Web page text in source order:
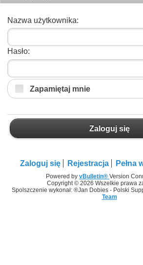
Nazwa użytkownika:
Hasło:
Zapamiętaj mnie
Zaloguj się
Zaloguj się Rejestracja Pełna
Powered by vBulletin® Version
Copyright © 2026 Wszelkie prawa
Spolszczenie wykonał: ®Jan Dobies - Polski
Team